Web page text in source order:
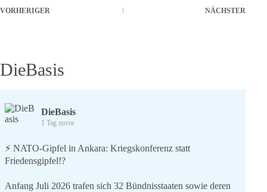
VORHERIGER NÄCHSTER
DieBasis
DieBasis
1 Tag zuvor
⚡️ NATO-Gipfel in Ankara: Kriegskonferenz statt
Friedensgipfel!?
Anfang Juli 2026 trafen sich 32 Bündnisstaaten sowie deren